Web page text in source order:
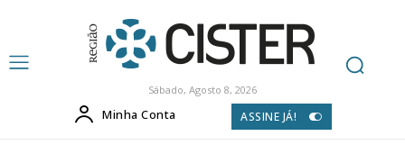
Sábado, Agosto 8, 2026
Minha Conta ASSINE JÁ!